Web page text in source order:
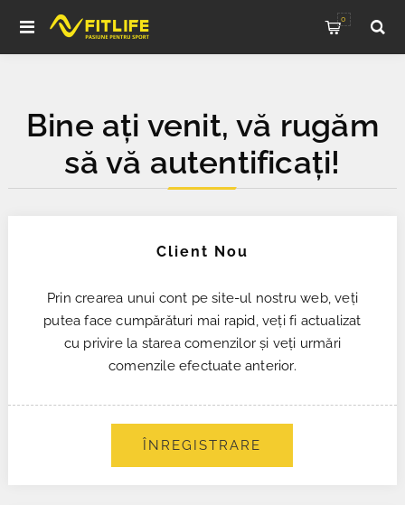
0
Bine ați venit, vă rugăm
să vă autentificați!
Client Nou
Prin crearea unui cont pe site-ul nostru web, veți
putea face cumpărături mai rapid, veți fi actualizat
cu privire la starea comenzilor și veți urmări
comenzile efectuate anterior.
ÎNREGISTRARE